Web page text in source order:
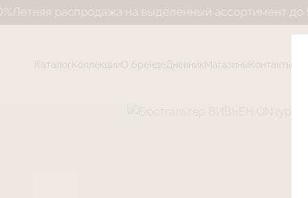
Каталог Коллекции О бренде Дневник Магазины Контакты
на выделенный ассортимент до 50%